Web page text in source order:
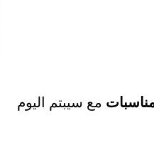
مع سيبتم اليوم